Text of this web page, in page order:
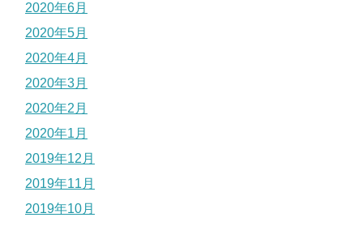
2020年6月
2020年5月
2020年4月
2020年3月
2020年2月
2020年1月
2019年12月
2019年11月
2019年10月